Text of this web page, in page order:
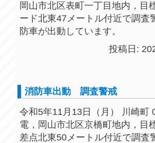
岡山市北区表町一丁目地内，目
ード北東47メートル付近で調査
防車が出動しています。
投稿日:
消防車出動 調査警戒
令和5年11月13日（月） 川崎町
電，岡山市北区京橋町地内，目
差点北東50メートル付近で調査